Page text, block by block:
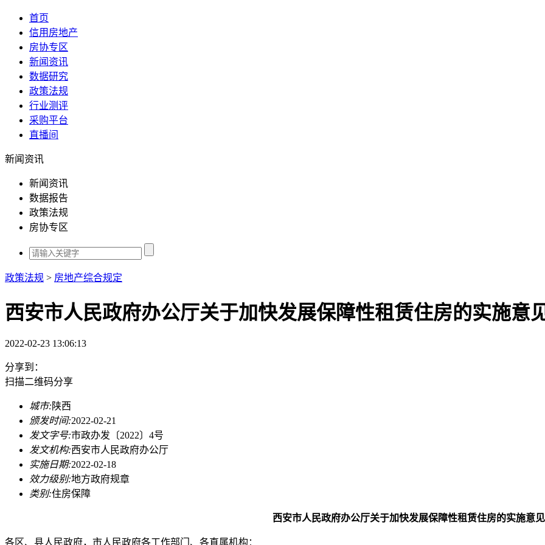
首页
信用房地产
房协专区
新闻资讯
数据研究
政策法规
行业测评
采购平台
直播间
新闻资讯
新闻资讯
数据报告
政策法规
房协专区
政策法规 > 房地产综合规定
西安市人民政府办公厅关于加快发展保障性租赁住房的实施意
2022-02-23 13:06:13
分享到：
扫描二维码分享
城市:陕西
颁发时间:2022-02-21
发文字号:市政办发〔2022〕4号
发文机构:西安市人民政府办公厅
实施日期:2022-02-18
效力级别:地方政府规章
类别:住房保障
西安市人民政府办公厅关于加快发展保障性租赁住房的实施意见
各区、县人民政府，市人民政府各工作部门、各直属机构：